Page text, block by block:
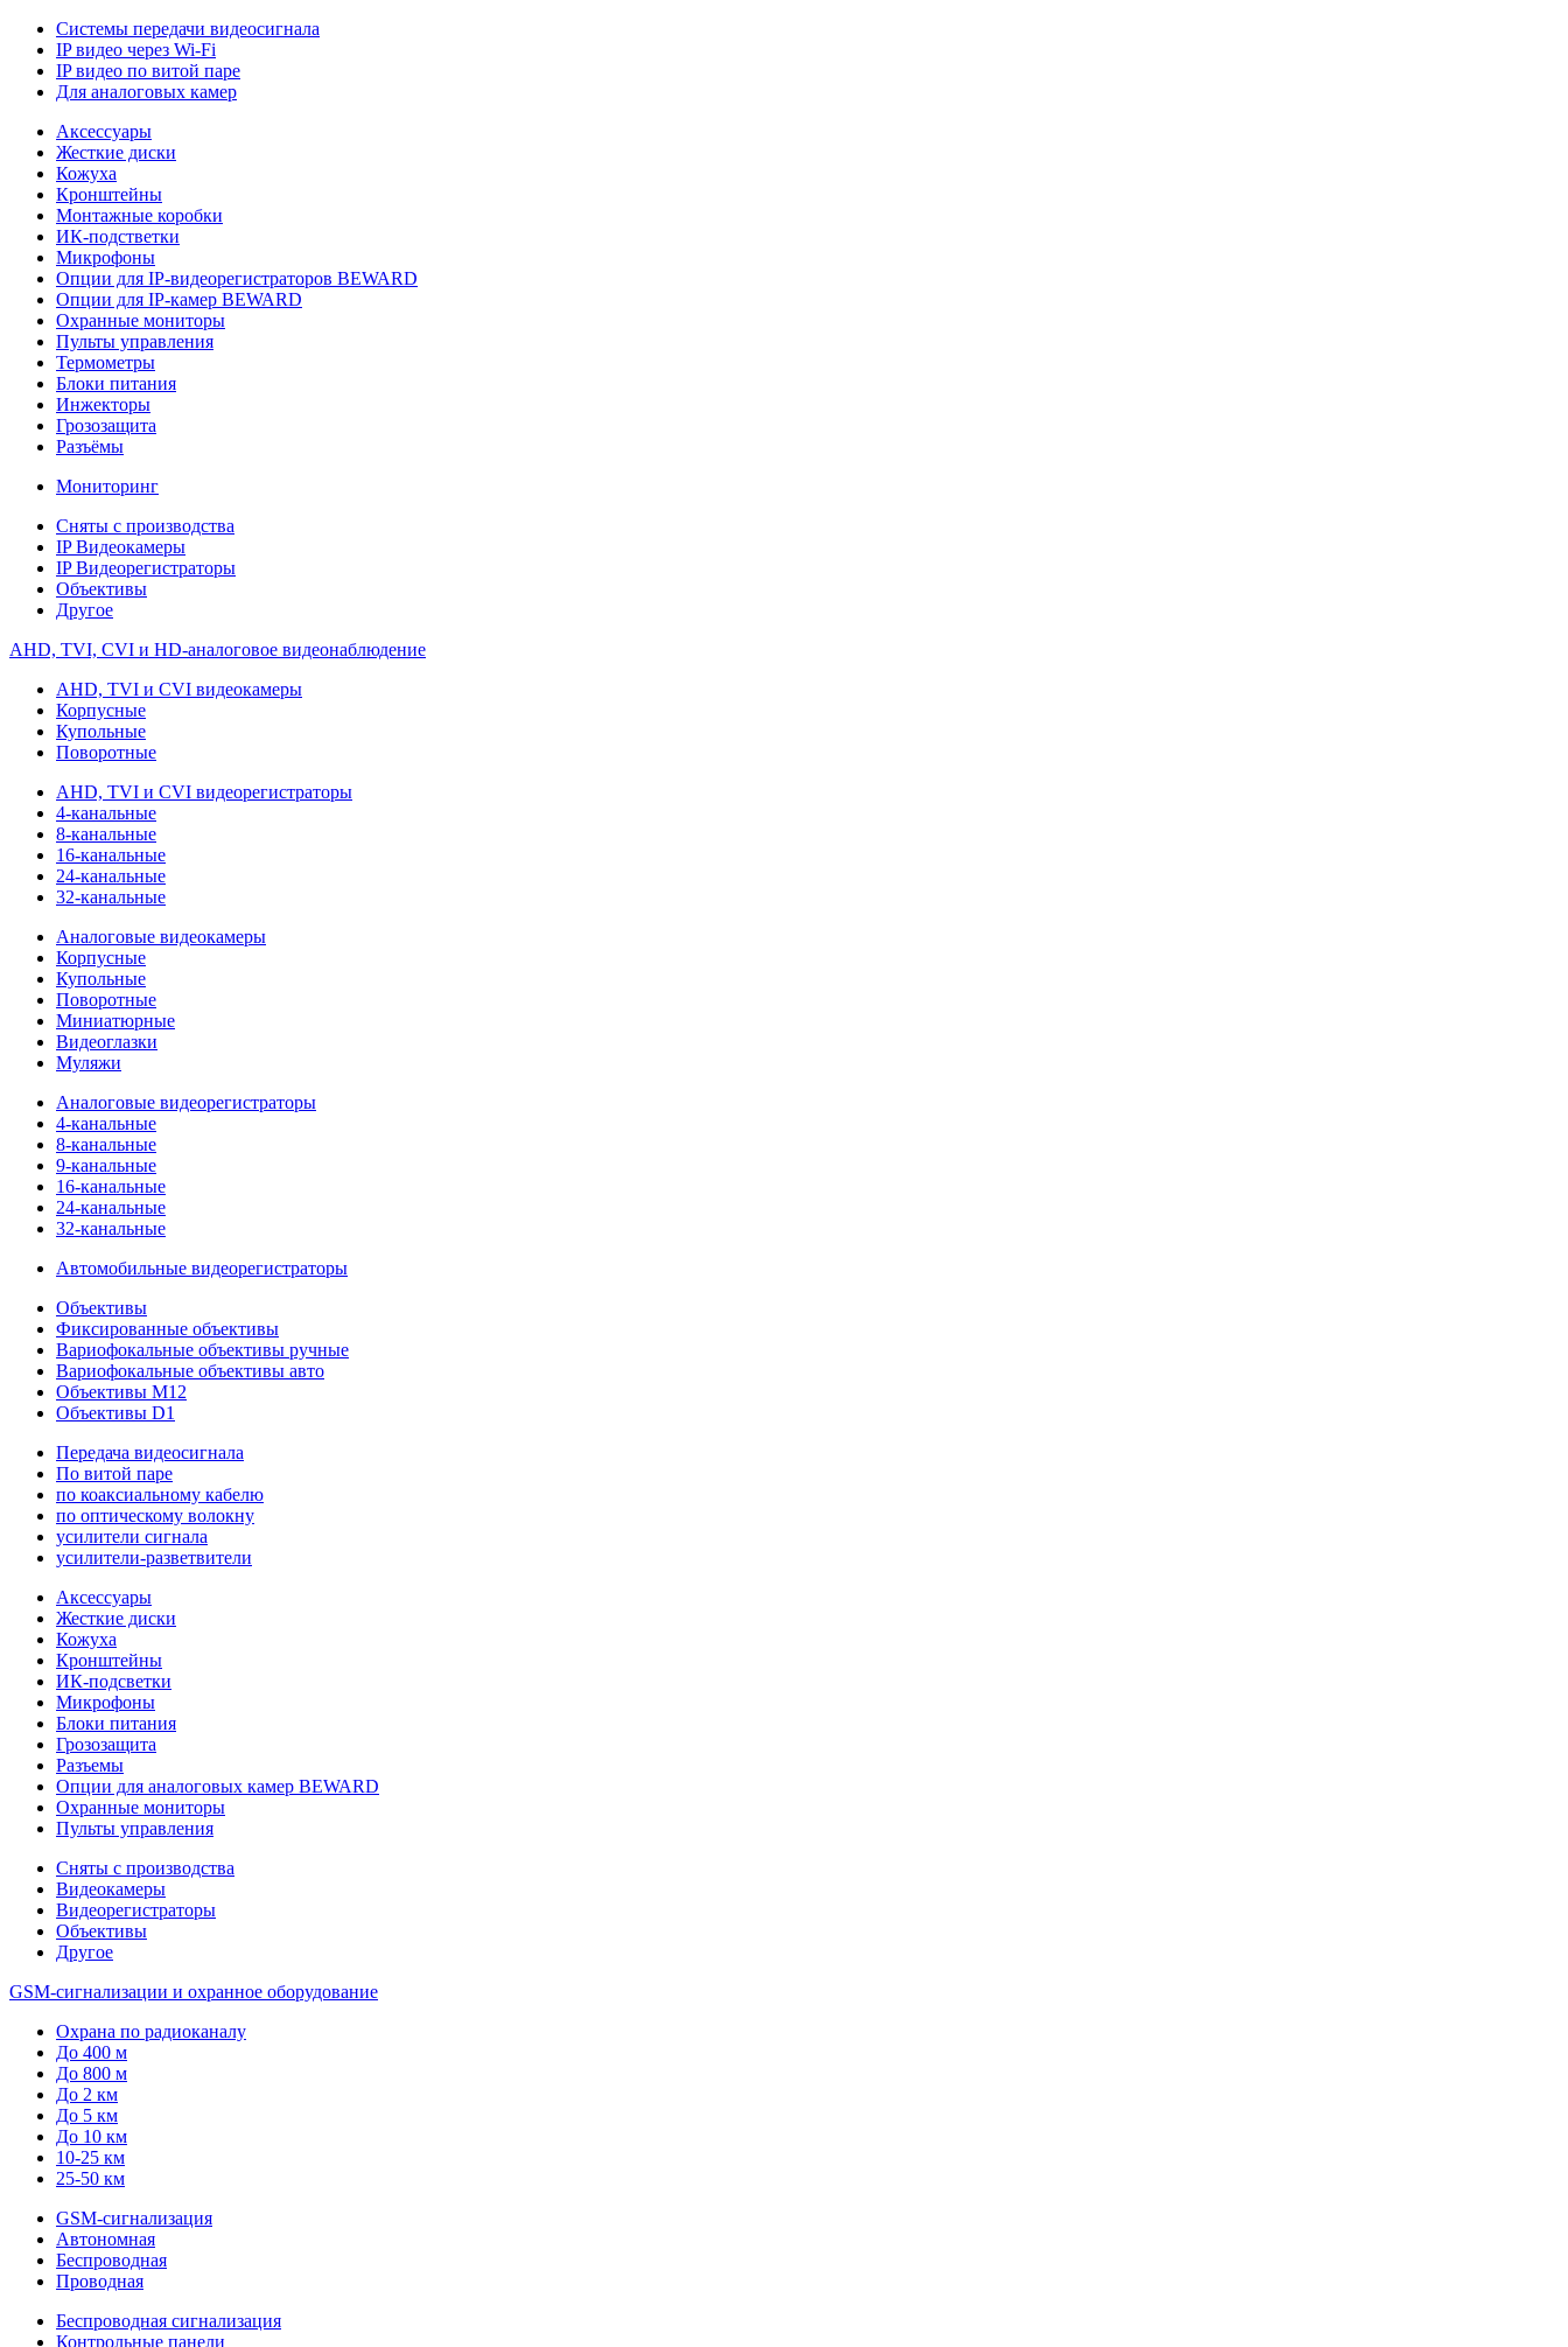
Системы передачи видеосигнала
IP видео через Wi-Fi
IP видео по витой паре
Для аналоговых камер
Аксессуары
Жесткие диски
Кожуха
Кронштейны
Монтажные коробки
ИК-подстветки
Микрофоны
Опции для IP-видеорегистраторов BEWARD
Опции для IP-камер BEWARD
Охранные мониторы
Пульты управления
Термометры
Блоки питания
Инжекторы
Грозозащита
Разъёмы
Мониторинг
Сняты с производства
IP Видеокамеры
IP Видеорегистраторы
Объективы
Другое
AHD, TVI, CVI и HD-аналоговое видеонаблюдение
AHD, TVI и CVI видеокамеры
Корпусные
Купольные
Поворотные
AHD, TVI и CVI видеорегистраторы
4-канальные
8-канальные
16-канальные
24-канальные
32-канальные
Аналоговые видеокамеры
Корпусные
Купольные
Поворотные
Миниатюрные
Видеоглазки
Муляжи
Аналоговые видеорегистраторы
4-канальные
8-канальные
9-канальные
16-канальные
24-канальные
32-канальные
Автомобильные видеорегистраторы
Объективы
Фиксированные объективы
Вариофокальные объективы ручные
Вариофокальные объективы авто
Объективы M12
Объективы D1
Передача видеосигнала
По витой паре
по коаксиальному кабелю
по оптическому волокну
усилители сигнала
усилители-разветвители
Аксессуары
Жесткие диски
Кожуха
Кронштейны
ИК-подсветки
Микрофоны
Блоки питания
Грозозащита
Разъемы
Опции для аналоговых камер BEWARD
Охранные мониторы
Пульты управления
Сняты с производства
Видеокамеры
Видеорегистраторы
Объективы
Другое
GSM-сигнализации и охранное оборудование
Охрана по радиоканалу
До 400 м
До 800 м
До 2 км
До 5 км
До 10 км
10-25 км
25-50 км
GSM-сигнализация
Автономная
Беспроводная
Проводная
Беспроводная сигнализация
Контрольные панели